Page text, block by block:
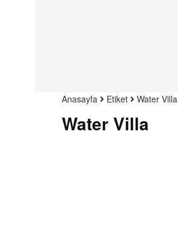
Anasayfa Etiket Water Villa
Water Villa